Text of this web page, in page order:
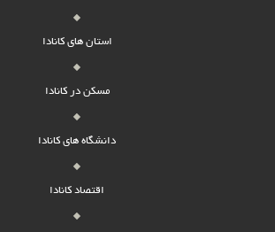
استان های کانادا
مسکن در کانادا
دانشگاه های کانادا
اقتصاد کانادا